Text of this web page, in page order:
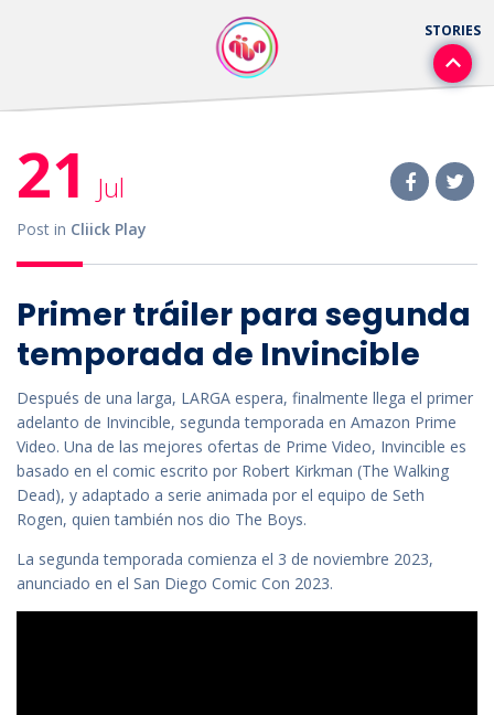
21 Jul
Post in Cliick Play
Primer tráiler para segunda
temporada de Invincible
Después de una larga, LARGA espera, finalmente llega el primer
adelanto de Invincible, segunda temporada en Amazon Prime
Video. Una de las mejores ofertas de Prime Video, Invincible es
basado en el comic escrito por Robert Kirkman (The Walking
Dead), y adaptado a serie animada por el equipo de Seth
Rogen, quien también nos dio The Boys.
La segunda temporada comienza el 3 de noviembre 2023,
anunciado en el San Diego Comic Con 2023.